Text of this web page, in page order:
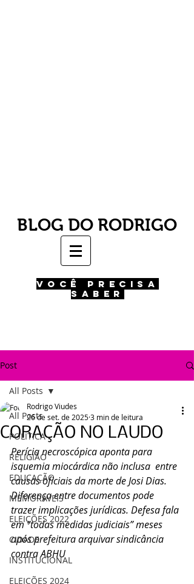
BLOG DO RODRIGO
VOCÊ PRECISA
SABER
Post
All Posts
POLÍTICA
RELIGIÃO
EDUCAÇÃO
MEMORÁVEIS
ELEIÇÕES 2022
CIDADE
INSTITUCIONAL
ELEIÇÕES 2024
All Posts
CORAÇÃO NO LAUDO
Rodrigo Viudes
26 de set. de 20253 min de leitura
Perícia necroscópica aponta para
isquemia miocárdica não inclusa  entre
causas oficiais da morte de Josi Dias.
Diferença entre documentos pode
trazer implicações jurídicas. Defesa fala
em “todas medidas judiciais” meses
após prefeitura arquivar sindicância
contra ABHU